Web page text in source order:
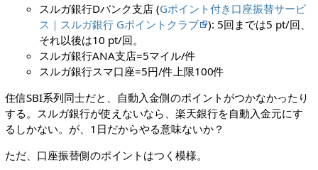
スルガ銀行Dバンク支店 (Gポイント付き口座振替サービ
ス｜スルガ銀行 Gポイントクラブ
): 5回までは5 pt/回、
それ以後は10 pt/回。
スルガ銀行ANA支店=5マイル/件
スルガ銀行スマ口座=5円/件上限100件
住信SBI系列同士だと、自動入金側のポイントがつかなかったり
する。スルガ銀行が使えないなら、楽天銀行を自動入金元にす
るしかない。が、1日だからやる意味ないか？
ただ、口座振替側のポイントはつく模様。